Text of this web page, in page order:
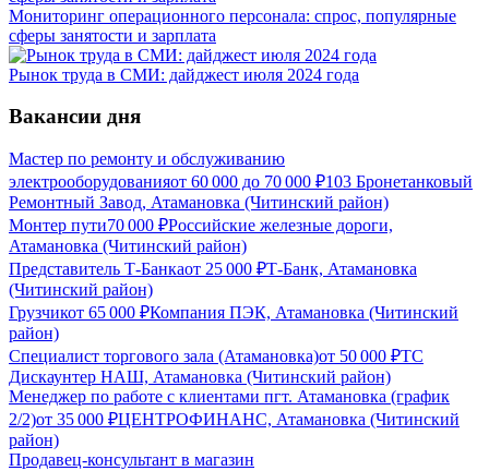
Мониторинг операционного персонала: спрос, популярные
сферы занятости и зарплата
Рынок труда в СМИ: дайджест июля 2024 года
Вакансии дня
Мастер по ремонту и обслуживанию
электрооборудованияот 60 000 до 70 000 ₽103 Бронетанковый
Ремонтный Завод, Атамановка (Читинский район)
Монтер пути70 000 ₽Российские железные дороги,
Атамановка (Читинский район)
Представитель Т-Банкаот 25 000 ₽Т-Банк, Атамановка
(Читинский район)
Грузчикот 65 000 ₽Компания ПЭК, Атамановка (Читинский
район)
Специалист торгового зала (Атамановка)от 50 000 ₽ТС
Дискаунтер НАШ, Атамановка (Читинский район)
Менеджер по работе с клиентами пгт. Атамановка (график
2/2)от 35 000 ₽ЦЕНТРОФИНАНС, Атамановка (Читинский
район)
Продавец-консультант в магазин